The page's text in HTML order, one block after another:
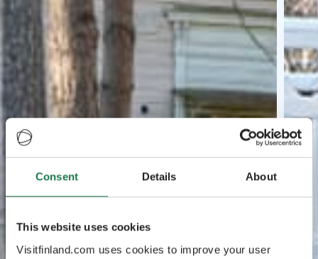
Consent Details About
This website uses cookies
Visitfinland.com uses cookies to improve your user